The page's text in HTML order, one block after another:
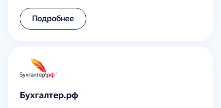
Подробнее
Бухгалтер.рф